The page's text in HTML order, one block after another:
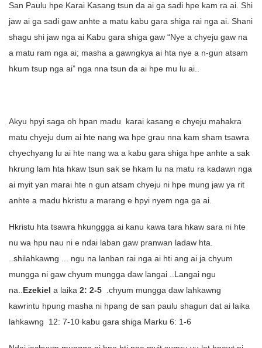
San Paulu hpe Karai Kasang tsun da ai ga sadi hpe kam ra ai. Shi
jaw ai ga sadi gaw anhte a matu kabu gara shiga rai nga ai. Shani
shagu shi jaw nga ai Kabu gara shiga gaw “Nye a chyeju gaw na
a matu ram nga ai; masha a gawngkya ai hta nye a n-gun atsam
hkum tsup nga ai” nga nna tsun da ai hpe mu lu ai..
Akyu hpyi saga oh hpan madu karai kasang e chyeju mahakra
matu chyeju dum ai hte nang wa hpe grau nna kam sham tsawra
chyechyang lu ai hte nang wa a kabu gara shiga hpe anhte a sak
hkrung lam hta hkaw tsun sak se hkam lu na matu ra kadawn nga
ai myit yan marai hte n gun atsam chyeju ni hpe mung jaw ya rit
anhte a madu hkristu a marang e hpyi nyem nga ga ai.
Hkristu hta tsawra hkunggga ai kanu kawa tara hkaw sara ni hte
nu wa hpu nau ni e ndai laban gaw pranwan ladaw hta.
..shilahkawng ... ngu na lanban rai nga ai hti ang ai ja chyum
mungga ni gaw chyum mungga daw langai ..Langai ngu
na.. Ezekiel a laika 2: 2-5
.chyum mungga daw lahkawng
kawrintu hpung masha ni hpang de san paulu shagun dat ai laika
lahkawng 12: 7-10 kabu gara shiga Marku 6: 1-6